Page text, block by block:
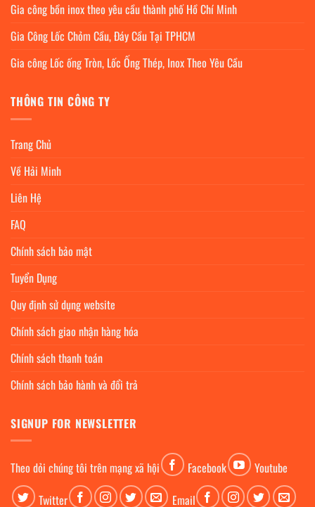
Gia công bồn inox theo yêu cầu thành phố Hồ Chí Minh
Gia Công Lốc Chỏm Cầu, Đáy Cầu Tại TPHCM
Gia công Lốc ống Tròn, Lốc Ống Thép, Inox Theo Yêu Cầu
THÔNG TIN CÔNG TY
Trang Chủ
Về Hải Minh
Liên Hệ
FAQ
Chính sách bảo mật
Tuyển Dụng
Quy định sử dụng website
Chính sách giao nhận hàng hóa
Chính sách thanh toán
Chính sách bảo hành và đổi trả
SIGNUP FOR NEWSLETTER
Theo dỏi chúng tôi trên mạng xã hội Facebook
Youtube
Twitter
Email